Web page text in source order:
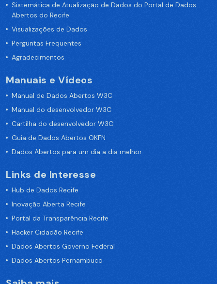
Sistemática de Atualização de Dados do Portal de Dados
Abertos do Recife
Visualizações de Dados
Perguntas Frequentes
Agradecimentos
Manuais e Vídeos
Manual de Dados Abertos W3C
Manual do desenvolvedor W3C
Cartilha do desenvolvedor W3C
Guia de Dados Abertos OKFN
Dados Abertos para um dia a dia melhor
Links de Interesse
Hub de Dados Recife
Inovação Aberta Recife
Portal da Transparência Recife
Hacker Cidadão Recife
Dados Abertos Governo Federal
Dados Abertos Pernambuco